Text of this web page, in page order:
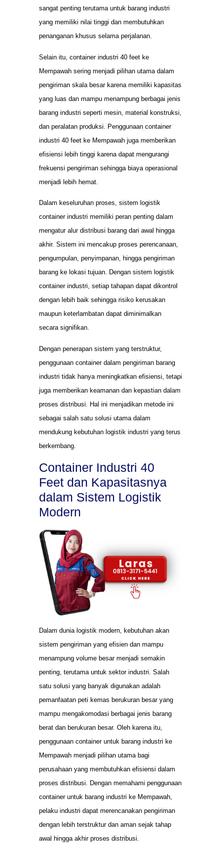
sangat penting terutama untuk barang industri
yang memiliki nilai tinggi dan membutuhkan
penanganan khusus selama perjalanan.
Selain itu, container industri 40 feet ke
Mempawah sering menjadi pilihan utama dalam
pengiriman skala besar karena memiliki kapasitas
yang luas dan mampu menampung berbagai jenis
barang industri seperti mesin, material konstruksi,
dan peralatan produksi. Penggunaan container
industri 40 feet ke Mempawah juga memberikan
efisiensi lebih tinggi karena dapat mengurangi
frekuensi pengiriman sehingga biaya operasional
menjadi lebih hemat.
Dalam keseluruhan proses, sistem logistik
container industri memiliki peran penting dalam
mengatur alur distribusi barang dari awal hingga
akhir. Sistem ini mencakup proses perencanaan,
pengumpulan, penyimpanan, hingga pengiriman
barang ke lokasi tujuan. Dengan sistem logistik
container industri, setiap tahapan dapat dikontrol
dengan lebih baik sehingga risiko kerusakan
maupun keterlambatan dapat diminimalkan
secara signifikan.
Dengan penerapan sistem yang terstruktur,
penggunaan container dalam pengiriman barang
industri tidak hanya meningkatkan efisiensi, tetapi
juga memberikan keamanan dan kepastian dalam
proses distribusi. Hal ini menjadikan metode ini
sebagai salah satu solusi utama dalam
mendukung kebutuhan logistik industri yang terus
berkembang.
Container Industri 40
Feet dan Kapasitasnya
dalam Sistem Logistik
Modern
Dalam dunia logistik modern, kebutuhan akan
sistem pengiriman yang efisien dan mampu
menampung volume besar menjadi semakin
penting, terutama untuk sektor industri. Salah
satu solusi yang banyak digunakan adalah
pemanfaatan peti kemas berukuran besar yang
mampu mengakomodasi berbagai jenis barang
berat dan berukuran besar. Oleh karena itu,
penggunaan container untuk barang industri ke
Mempawah menjadi pilihan utama bagi
perusahaan yang membutuhkan efisiensi dalam
proses distribusi. Dengan memahami penggunaan
container untuk barang industri ke Mempawah,
pelaku industri dapat merencanakan pengiriman
dengan lebih terstruktur dan aman sejak tahap
awal hingga akhir proses distribusi.